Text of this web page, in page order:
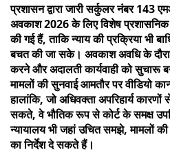
प्रशासन द्वारा जारी सर्कुलर नंबर 143
अवकाश 2026 के लिए विशेष प्रशासनिक
की गई हैं, ताकि न्याय की प्रक्रिया भी
बचत की जा सके। अवकाश अवधि के
करने और अदालती कार्यवाही को सुचारू
मामलों की सुनवाई आमतौर पर वीडियो
हालांकि, जो अधिवक्ता अपरिहार्य
सकते, वे भौतिक रूप से कोर्ट के समक्ष
न्यायालय भी जहां उचित समझे, मामलों
का निर्देश दे सकते हैं।